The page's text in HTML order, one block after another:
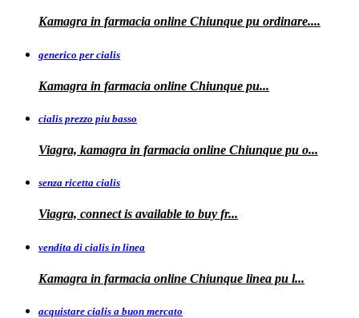
Kamagra in farmacia online Chiunque pu ordinare....
generico per cialis
Kamagra in farmacia online Chiunque pu...
cialis prezzo piu basso
Viagra, kamagra in farmacia online Chiunque pu o...
senza ricetta cialis
Viagra, connect is available to buy fr...
vendita di cialis in linea
Kamagra in farmacia online Chiunque linea pu l...
acquistare cialis a buon mercato